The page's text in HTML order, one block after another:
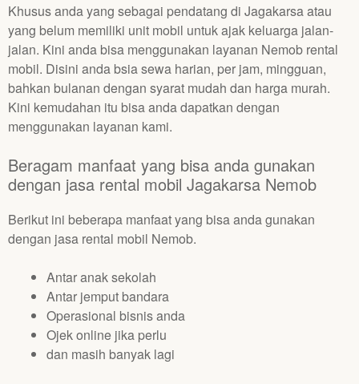
Khusus anda yang sebagai pendatang di Jagakarsa atau
yang belum memiliki unit mobil untuk ajak keluarga jalan-
jalan. Kini anda bisa menggunakan layanan Nemob rental
mobil. Disini anda bsia sewa harian, per jam, mingguan,
bahkan bulanan dengan syarat mudah dan harga murah.
Kini kemudahan itu bisa anda dapatkan dengan
menggunakan layanan kami.
Beragam manfaat yang bisa anda gunakan
dengan jasa rental mobil Jagakarsa Nemob
Berikut ini beberapa manfaat yang bisa anda gunakan
dengan jasa rental mobil Nemob.
Antar anak sekolah
Antar jemput bandara
Operasional bisnis anda
Ojek online jika perlu
dan masih banyak lagi